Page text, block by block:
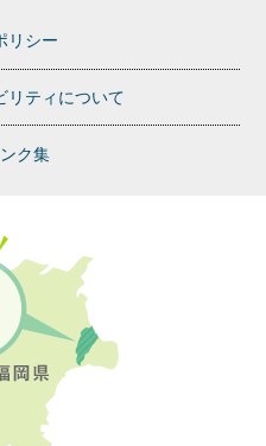
リシー
リティについて
ク集